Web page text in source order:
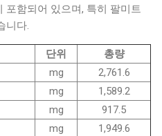
포함되어 있으며, 특히 팔미트
니다.
단위
총량
mg
2,761.6
mg
1,589.2
mg
917.5
mg
1,949.6